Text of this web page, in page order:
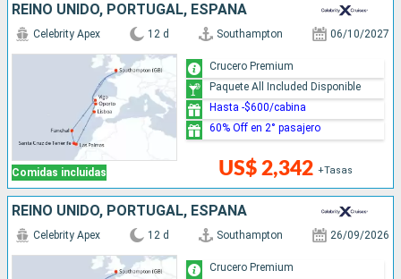
REINO UNIDO, PORTUGAL, ESPAÑA
Comidas incluidas
Celebrity Apex 12 d Southampton 06/10/2027
US$ 2,342 +Tasas
Crucero Premium
Paquete All Included Disponible
Hasta -$600/cabina
60% Off en 2° pasajero
REINO UNIDO, PORTUGAL, ESPAÑA
Celebrity Apex 12 d Southampton 26/09/2026
Crucero Premium